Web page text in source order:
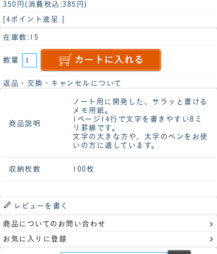
350円 (消費税込:385円)
[4ポイント進呈 ]
在庫数:15
数量
返品・交換・キャンセルについて
商品説明
ノート用に開発した、サラッと書ける
メモ用紙。
1ページ14行で文字を書きやすい8ミ
リ罫線です。
文字の大きな方や、太字のペンをお使
いの方に適しています。
収納枚数 100枚
レビューを書く
商品についてのお問い合わせ
お気に入りに登録